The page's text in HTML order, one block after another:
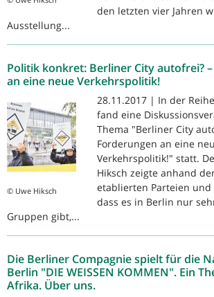
den letzten vier Jahren
Ausstellung...
Politik konkret: Berliner City autofrei?
an eine neue Verkehrspolitik!
© Uwe Hiksch
28.11.2017 | In der
fand eine
Thema "Berliner City
Forderungen an eine
Verkehrspolitik!" statt.
Hiksch zeigte anhand
etablierten Parteien und
dass es in Berlin nur
Gruppen gibt,...
Die Berliner Compagnie spielt für die
Berlin "DIE WEISSEN KOMMEN". Ein
Afrika. Über uns.